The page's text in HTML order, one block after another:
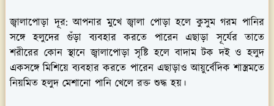
জ্বালাপোড়া দূর: আপনার মুখে জ্বালা পোড়া হলে কুসুম গরম পানির
সঙ্গে হলুদের গুঁড়া ব্যবহার করতে পারেন এছাড়া সূর্যের তাতে
শরীরের কোন স্থানে জ্বালাপোড়া সৃষ্টি হলে বাদাম টক দই ও হলুদ
একসঙ্গে মিশিয়ে ব্যবহার করতে পারেন এছাড়াও আয়ুর্বেদিক শাস্ত্রমতে
নিয়মিত হলুদ মেশানো পানি খেলে রক্ত শুদ্ধ হয়।